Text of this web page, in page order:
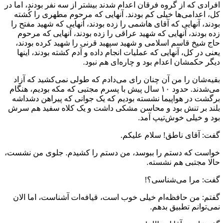
افرادی که از گروه فرقان اعدام شدند بیشتر از سه نفر بودند، اما در
کل، اعدامی‌ها خیلی کم بودند. آنهایی که مرحوم مطهری را کُشته
بودند، آنهایی که آقای هاشمی را زده بودند، آنهایی که شهید مفتح را
زده بودند، آنهایی که شهید عراقی را زده بودند، آنهایی که مرحوم
حاج شیخ قاسم اسلامی و شهید سپهبد قرنی را شهید کرده بودند،
یعنی در کل، آنهایی که عملیات انجام داده و آدم کشته بودند، اینها
دیگر حکمشان اعدام بود و چاره‌ای هم نبود.
بقیه‌شان را من آن‌ چنان رای می‌دادم که طولی نمی‌کشید که آزاد
می‌شدند. حدود ۱۰ سال پیش با پسرم مجتبی که مکه بودیم، هنگام
برگشت در هواپیما نشسته بودیم که یک جوانی که پیراهن دشداشه
بلند بر تنش بود و محاسن مشکی داشت و یک کلاه سفید هم سرش
بود و خیلی خوش‌تیپ آمد.
گفت: آقای ناطق! سلام علیکم.
خواست که دستم را ببوسد، من دستم را کشیدم. جلوی من نشست،
حالا مجتبی هم نشسته.
گفت: مرا می‌شناسی؟!
گفتم: من حافظه‌ام خیلی خوب است، قیافه‌ات آشناست، اما الان
نمی‌توانم تطبیق بدهم.